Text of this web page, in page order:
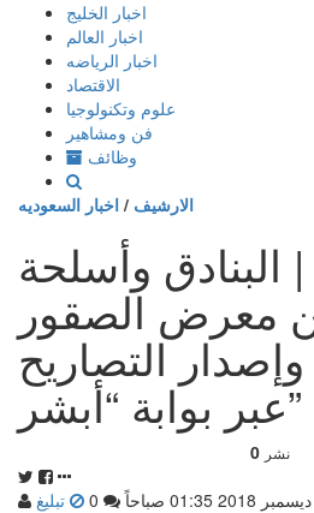
إذهب
المحتوى
اخبار الخليج
اخبار العالم
اخبار الرياضه
الاقتصاد
علوم وتكنولوجيا
فن ومشاهير
وظائف
الارشيف / اخبار السعوديه
البنادق وأسلحة
معرض الصقور
التصاريح
عبر بوابة “أبشر”
0 نشر
تبليغ